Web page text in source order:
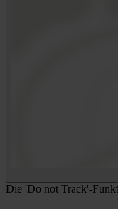
Die 'Do not Track'-